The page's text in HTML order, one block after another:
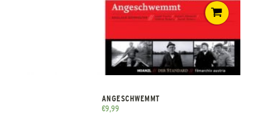
ANGESCHWEMMT
€9,99